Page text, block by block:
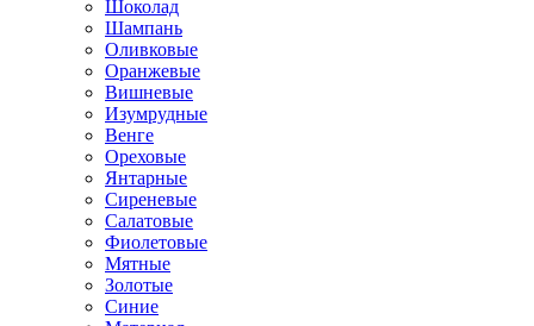
Шоколад
Шампань
Оливковые
Оранжевые
Вишневые
Изумрудные
Венге
Ореховые
Янтарные
Сиреневые
Салатовые
Фиолетовые
Мятные
Золотые
Синие